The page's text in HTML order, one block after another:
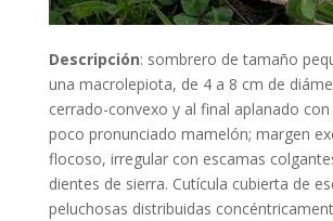
Descripción: sombrero de tamaño
una macrolepiota, de 4 a 8 cm de
cerrado-convexo y al final aplanado
poco pronunciado mamelón; margen
flocoso, irregular con escamas
dientes de sierra. Cutícula cubierta de
peluchosas distribuidas